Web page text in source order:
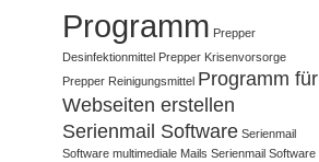
Programm Prepper
Desinfektionmittel Prepper Krisenvorsorge
Prepper Reinigungsmittel Programm für
Webseiten erstellen
Serienmail Software Serienmail
Software multimediale Mails Serienmail Software